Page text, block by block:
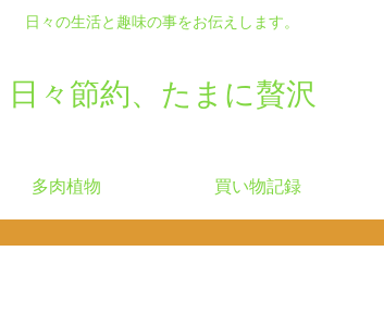
日々の生活と趣味の事をお伝えします。
日々節約、たまに贅沢
多肉植物 買い物記録